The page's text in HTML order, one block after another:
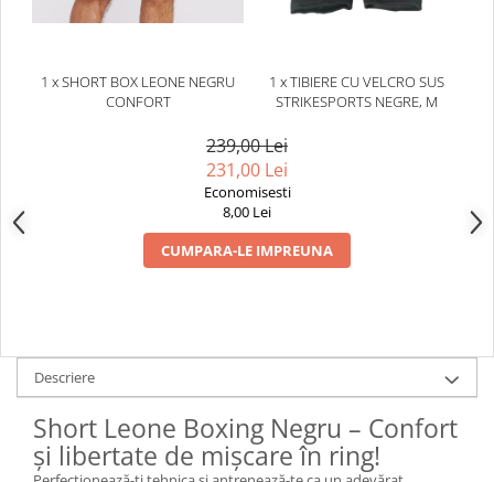
1 x SHORT BOX LEONE NEGRU
CONFORT
1 x TIBIERE CU VELCRO SUS
STRIKESPORTS NEGRE, M
239,00 Lei
231,00 Lei
Economisesti
8,00 Lei
CUMPARA-LE IMPREUNA
Descriere
Short Leone Boxing Negru – Confort
și libertate de mișcare în ring!